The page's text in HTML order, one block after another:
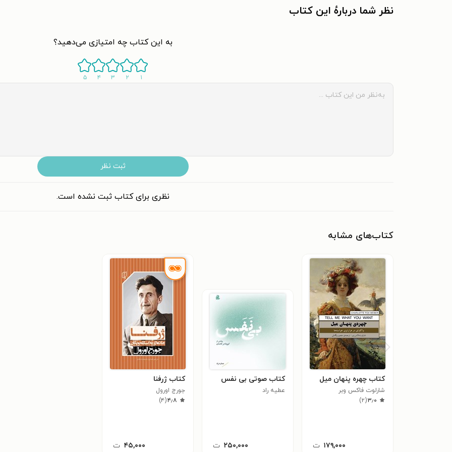
نظر شما دربارهٔ این کتاب
به این کتاب چه امتیازی می‌دهید؟
۱ ۲ ۳ ۴ ۵
ثبت نظر
نظری برای کتاب ثبت نشده است.
کتاب‌های مشابه
کتاب چهره پنهان میل
شارلوت‌ فاکس وبر
۳٫۰(۲)
۱۷۹,۰۰۰ ت
کتاب صوتی بی نفس
عطیه راد
۲۵۰,۰۰۰ ت
کتاب ژرفنا
جورج اورول
۴٫۸(۴)
۴۵,۰۰۰ ت